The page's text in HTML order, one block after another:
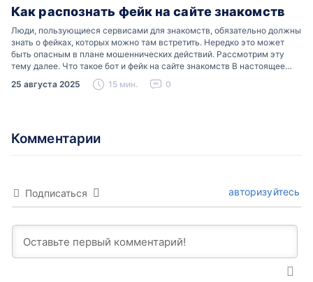
Как распознать фейк на сайте знакомств
Люди, пользующиеся сервисами для знакомств, обязательно должны
знать о фейках, которых можно там встретить. Нередко это может
быть опасным в плане мошеннических действий. Рассмотрим эту
тему далее. Что такое бот и фейк на сайте знакомств В настоящее
время можно встретить свою…
25 августа 2025 15 мин. 0
Комментарии
Подписаться авторизуйтесь